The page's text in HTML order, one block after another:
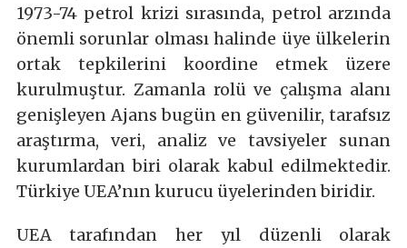
1973-74 petrol krizi sırasında, petrol arzında
önemli sorunlar olması halinde üye ülkelerin
ortak tepkilerini koordine etmek üzere
kurulmuştur. Zamanla rolü ve çalışma alanı
genişleyen Ajans bugün en güvenilir, tarafsız
araştırma, veri, analiz ve tavsiyeler sunan
kurumlardan biri olarak kabul edilmektedir.
Türkiye UEA’nın kurucu üyelerinden biridir.
UEA tarafından her yıl düzenli olarak